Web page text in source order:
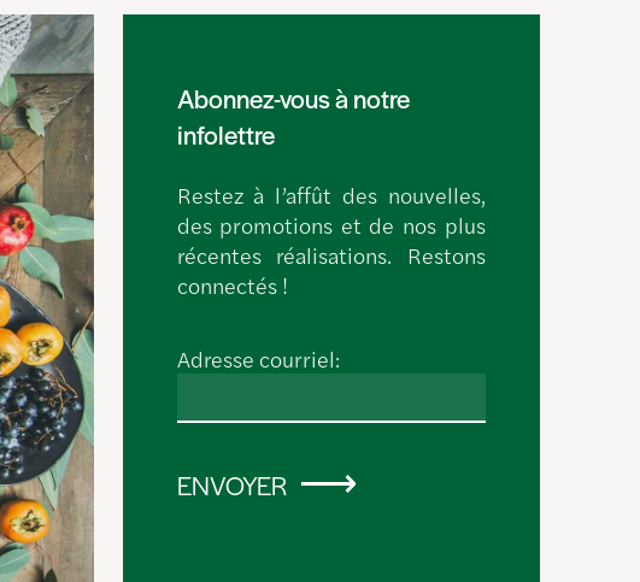
Abonnez-vous à notre
infolettre
Restez à l’affût des nouvelles,
des promotions et de nos plus
récentes réalisations. Restons
connectés !
Adresse courriel:
ENVOYER